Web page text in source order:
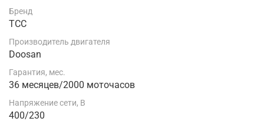
Бренд
ТСС
Производитель двигателя
Doosan
Гарантия, мес.
36 месяцев/2000 моточасов
Напряжение сети, В
400/230